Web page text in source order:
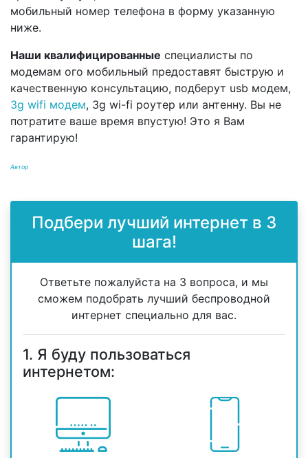
мобильный номер телефона в форму указанную
ниже.
Наши квалифицированные специалисты по
модемам ого мобильный предоставят быструю и
качественную консультацию, подберут usb модем,
3g wifi модем, 3g wi-fi роутер или антенну. Вы не
потратите ваше время впустую! Это я Вам
гарантирую!
Автор
Подбери лучший интернет в 3
шага!
Ответьте пожалуйста на 3 вопроса, и мы
сможем подобрать лучший беспроводной
интернет специально для вас.
1. Я буду пользоваться
интернетом: